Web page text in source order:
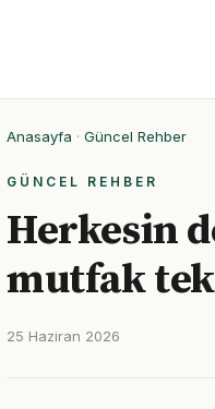
Anasayfa · Güncel Rehber
GÜNCEL REHBER
Herkesin
mutfak
25 Haziran 2026